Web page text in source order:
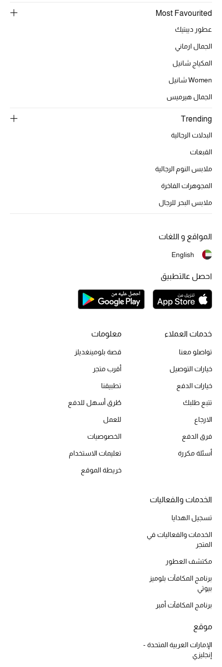
تشكيلة الأعراس
هدايا للنساء
جميع الأحذية النسائية
جميع الإكسسورات النسائية
تسوقوا للنساء
الموسم الجديد
دليل ملتزمات الحقائب
حقائب الأطفال
أبرز المصممين
الموسم الجديد
تشكيلة الأحذية
Most Favourited
عطور ديبتيك
الجمال ارماني
المكياج شانيل
Women شانيل
الجمال هيرميس
Trending
البدلات الرجالية
القبعات
ملابس النوم الرجالية
المجوهرات الفاخرة
ملابس البحر للرجال
خدمات العملاء
تواصلو معنا
خيارات التوصيل
خيارات الدفع
تتبع طلبك
الارجاع
فرق الدفع
أسئلة مكررة
معلومات
قصة بلومينغديلز
أقرب متجر
تطبيقنا
طُرق أسهل للدفع
للعمل
الخصوصيات
تعليمات الاستخدام
خريطة الموقع
الخدمات والفعاليات
تسجيل الهدايا
الخدمات والفعاليات في
المتجر
مكتشف العطور
برنامج المكافآت بلوميز
بيوتي
برنامج المكافآت أمبر
موقع
الإمارات العربية المتحدة -
إنجليزي
المواقع و اللغات
English
احصل عالتطبيق